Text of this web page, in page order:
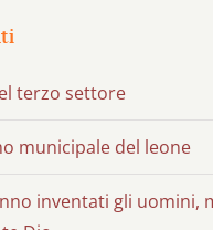
terzo settore
municipale del leone
inventati gli uomini,